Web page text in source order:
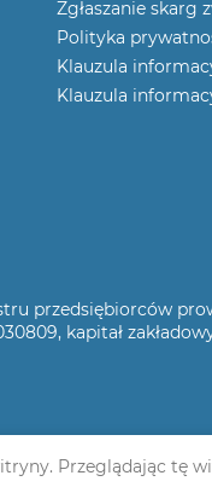
Zgłaszanie skarg
Polityka
Klauzula
Klauzula
przedsiębiorców
kapitał
Przeglądając tę